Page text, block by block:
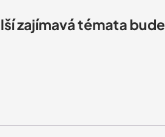
zajímavá témata